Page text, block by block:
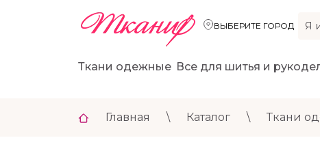
ВЫБЕРИТЕ ГОРОД
Ткани одежные Все для шитья и
Главная \ Каталог \ Ткани